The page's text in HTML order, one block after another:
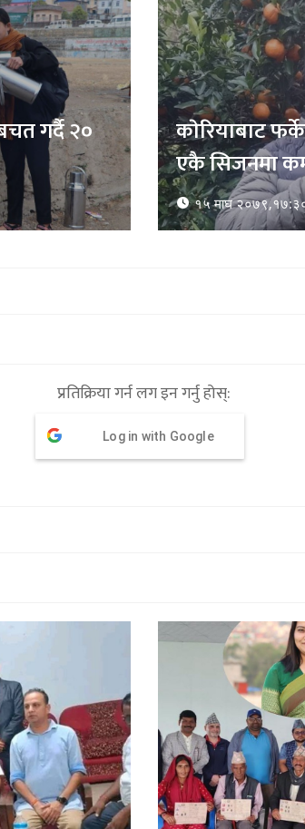
बिक्रीबाट
प्रतिक्रिया गर्न लग इन गर्नु होस्:
Log in with Google